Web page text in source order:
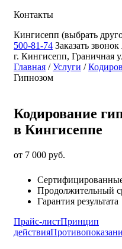
Контакты
Кингисепп (выбрать
500-81-74 Заказать звонок
г. Кингисепп, Граничная
Главная /Услуги /
Гипнозом
Кодирование
в Кингисеппе
от 7 000 руб.
Продолжительный
Гарантия результата
Прайс-листПринцип
действия